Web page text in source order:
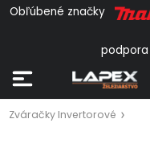
Obľúbené značky
podpora
Zváračky Invertorové